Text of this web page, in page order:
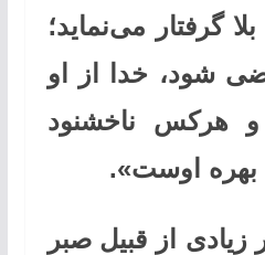
گرفتار می‌نماید؛
شود، خدا از او
هرکس ناخشنود
بهره اوست».
از قبیل صبر